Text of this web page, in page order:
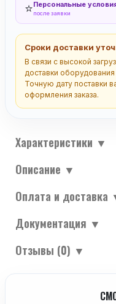
⭐Персональные
после заявки
Сроки доставки
В связи с высокой
доставки
Точную дату поставки
оформления заказа.
Характеристики ▼
Описание ▼
Оплата и доставка
Документация ▼
Отзывы (0) ▼